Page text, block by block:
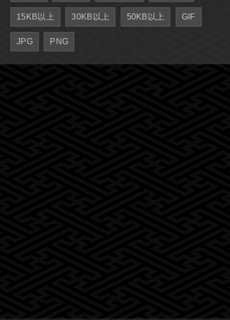
15KB以上 30KB以上 50KB以上 GIF
JPG PNG